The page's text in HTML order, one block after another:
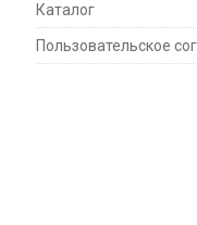
Каталог
Пользовательское